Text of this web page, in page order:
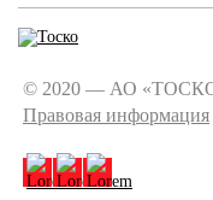
© 2020 — АО
Правовая информация